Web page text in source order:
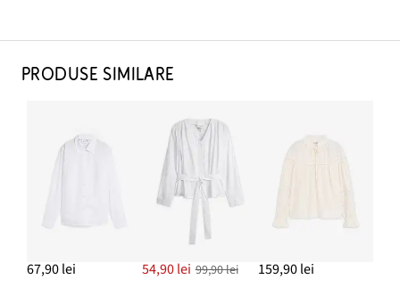
PRODUSE SIMILARE
67,90 lei 54,90 lei 99,90 lei 159,90 lei